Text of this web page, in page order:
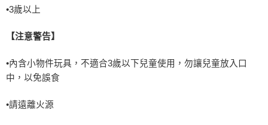
•3歲以上
【注意警告】
•內含小物件玩具，不適合3歲以下兒童使用，勿讓兒童放入口
中，以免誤食
•請遠離火源